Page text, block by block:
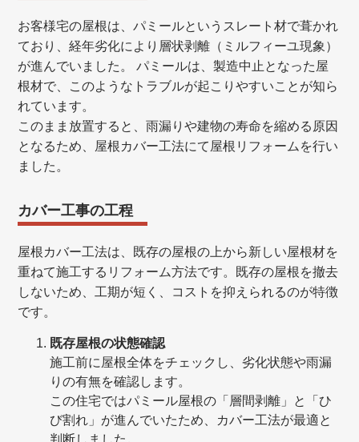
お客様宅の屋根は、パミールというスレート材で葺かれ
ており、経年劣化により層状剥離（ミルフィーユ現象）
が進んでいました。 パミールは、製造中止となった屋
根材で、このようなトラブルが起こりやすいことが知ら
れています。
このまま放置すると、雨漏りや建物の寿命を縮める原因
となるため、屋根カバー工法にて屋根リフォームを行い
ました。
カバー工事の工程
屋根カバー工法は、既存の屋根の上から新しい屋根材を
重ねて施工するリフォーム方法です。既存の屋根を撤去
しないため、工期が短く、コストを抑えられるのが特徴
です。
既存屋根の状態確認
施工前に屋根全体をチェックし、劣化状態や雨漏
りの有無を確認します。
この住宅ではパミール屋根の「層間剥離」と「ひ
び割れ」が進んでいたため、カバー工法が最適と